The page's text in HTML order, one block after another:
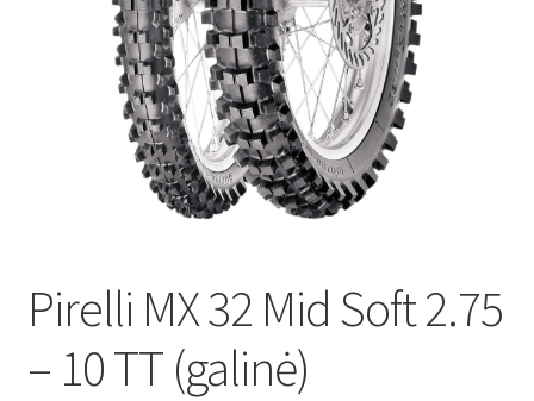
Pirelli MX 32 Mid Soft 2.75
– 10 TT (galinė)